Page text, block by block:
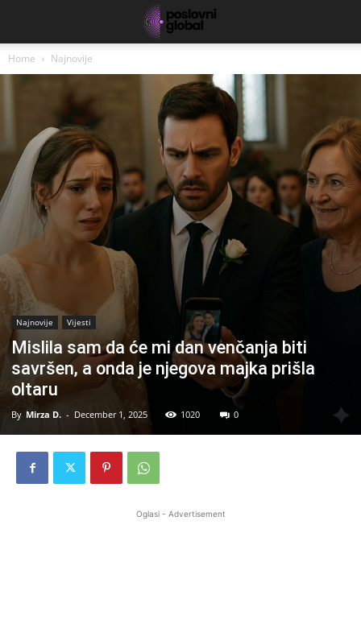
Home Najnovije
Najnovije Vijesti
Mislila sam da će mi dan venčanja biti
savršen, a onda je njegova majka prišla
oltaru
By Mirza D. - December 1, 2025 1020 0
Oglasi - Advertisement